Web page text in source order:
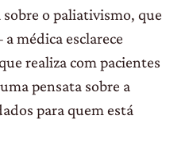
o paliativismo, que
médica esclarece
realiza com pacientes
pensata sobre a
para quem está